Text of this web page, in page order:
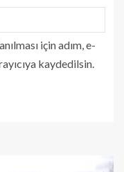
için adım, e-
kaydedilsin.